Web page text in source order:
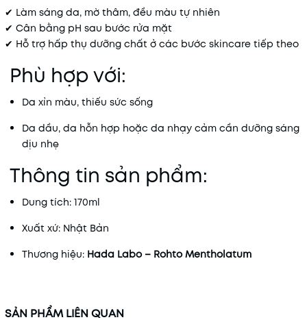
✔ Làm sáng da, mờ thâm, đều màu tự nhiên
✔ Cân bằng pH sau bước rửa mặt
✔ Hỗ trợ hấp thụ dưỡng chất ở các bước skincare tiếp theo
Phù hợp với:
Da xỉn màu, thiếu sức sống
Da dầu, da hỗn hợp hoặc da nhạy cảm cần dưỡng sáng
dịu nhẹ
Thông tin sản phẩm:
Dung tích: 170ml
Xuất xứ: Nhật Bản
Thương hiệu: Hada Labo – Rohto Mentholatum
SẢN PHẨM LIÊN QUAN